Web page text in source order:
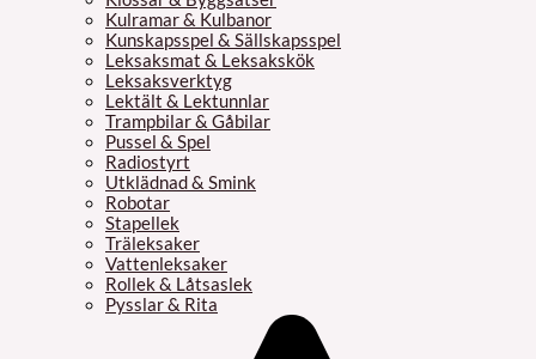
Kulramar & Kulbanor
Kunskapsspel & Sällskapsspel
Leksaksmat & Leksakskök
Leksaksverktyg
Lektält & Lektunnlar
Trampbilar & Gåbilar
Pussel & Spel
Radiostyrt
Utklädnad & Smink
Robotar
Stapellek
Träleksaker
Vattenleksaker
Rollek & Låtsaslek
Pysslar & Rita